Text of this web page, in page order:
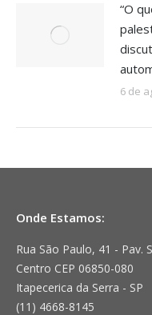
“O
6 de
Onde Estamos:
Rua São Paulo, 41 - Pav.
Centro CEP 06850-080
Itapecerica da Serra - SP
(11) 4668-8145